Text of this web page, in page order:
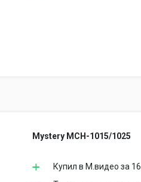
Mystery MCH-1015/1025
Купил в М.видео за